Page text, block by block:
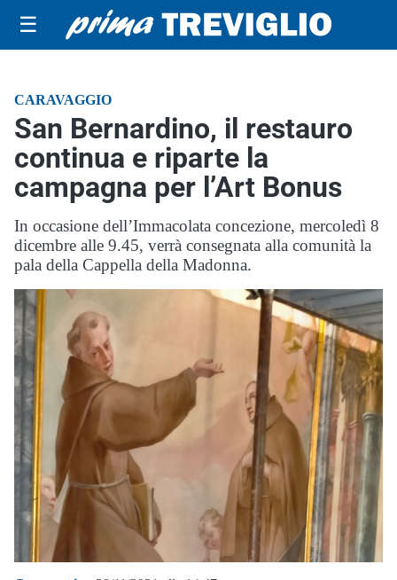
☰
CARAVAGGIO
San Bernardino, il restauro
continua e riparte la
campagna per l’Art Bonus
In occasione dell’Immacolata concezione, mercoledì 8
dicembre alle 9.45, verrà consegnata alla comunità la
pala della Cappella della Madonna.